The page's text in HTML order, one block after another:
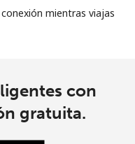
mientras viajas
con
gratuita.